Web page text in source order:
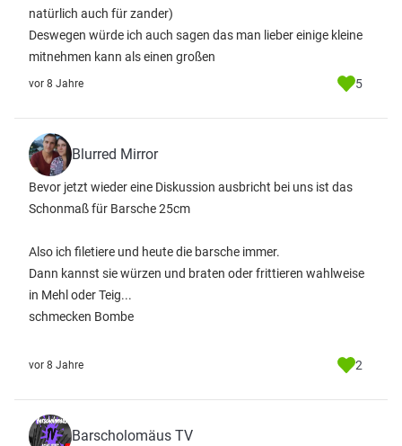
natürlich auch für zander)
Deswegen würde ich auch sagen das man lieber einige kleine
mitnehmen kann als einen großen
vor 8 Jahre 5
Blurred Mirror
Bevor jetzt wieder eine Diskussion ausbricht bei uns ist das
Schonmaß für Barsche 25cm
Also ich filetiere und heute die barsche immer.
Dann kannst sie würzen und braten oder frittieren wahlweise
in Mehl oder Teig...
schmecken Bombe
vor 8 Jahre 2
Barscholomäus TV